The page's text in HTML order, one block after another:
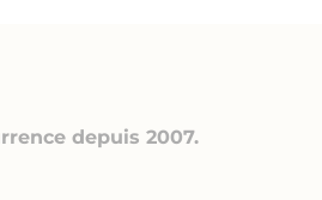
depuis 2007.